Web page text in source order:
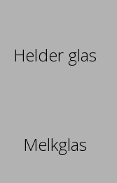
Helder glas
Melkglas